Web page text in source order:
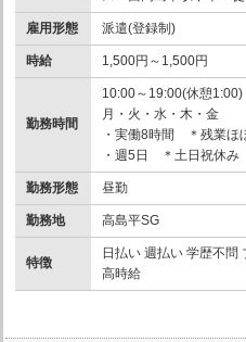
雇用形態 派遣(登録制)
時給 1,500円～1,500円
勤務時間
10:00～19:00(休憩1:00)
月・火・水・木・金
・実働8時間 ＊残業ほ
・週5日 ＊土日祝休み
勤務形態 昼勤
勤務地 高島平SG
特徴
日払い 週払い 学歴不問
高時給